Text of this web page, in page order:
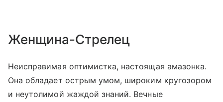
Женщина-Стрелец
Неисправимая оптимистка, настоящая амазонка.
Она обладает острым умом, широким кругозором
и неутолимой жаждой знаний. Вечные